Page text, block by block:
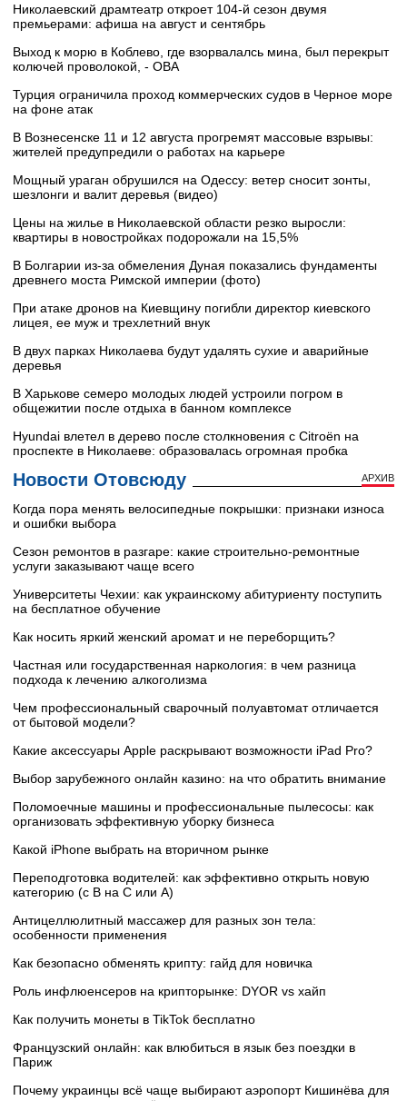
Николаевский драмтеатр откроет 104-й сезон двумя
премьерами: афиша на август и сентябрь
Выход к морю в Коблево, где взорвалалсь мина, был перекрыт
колючей проволокой, - ОВА
Турция ограничила проход коммерческих судов в Черное море
на фоне атак
В Вознесенске 11 и 12 августа прогремят массовые взрывы:
жителей предупредили о работах на карьере
Мощный ураган обрушился на Одессу: ветер сносит зонты,
шезлонги и валит деревья (видео)
Цены на жилье в Николаевской области резко выросли:
квартиры в новостройках подорожали на 15,5%
В Болгарии из-за обмеления Дуная показались фундаменты
древнего моста Римской империи (фото)
При атаке дронов на Киевщину погибли директор киевского
лицея, ее муж и трехлетний внук
В двух парках Николаева будут удалять сухие и аварийные
деревья
В Харькове семеро молодых людей устроили погром в
общежитии после отдыха в банном комплексе
Hyundai влетел в дерево после столкновения с Citroën на
проспекте в Николаеве: образовалась огромная пробка
Новости Отовсюду АРХИВ
Когда пора менять велосипедные покрышки: признаки износа
и ошибки выбора
Сезон ремонтов в разгаре: какие строительно-ремонтные
услуги заказывают чаще всего
Университеты Чехии: как украинскому абитуриенту поступить
на бесплатное обучение
Как носить яркий женский аромат и не переборщить?
Частная или государственная наркология: в чем разница
подхода к лечению алкоголизма
Чем профессиональный сварочный полуавтомат отличается
от бытовой модели?
Какие аксессуары Apple раскрывают возможности iPad Pro?
Выбор зарубежного онлайн казино: на что обратить внимание
Поломоечные машины и профессиональные пылесосы: как
организовать эффективную уборку бизнеса
Какой iPhone выбрать на вторичном рынке
Переподготовка водителей: как эффективно открыть новую
категорию (с B на C или А)
Антицеллюлитный массажер для разных зон тела:
особенности применения
Как безопасно обменять крипту: гайд для новичка
Роль инфлюенсеров на крипторынке: DYOR vs хайп
Как получить монеты в TikTok бесплатно
Французский онлайн: как влюбиться в язык без поездки в
Париж
Почему украинцы всё чаще выбирают аэропорт Кишинёва для